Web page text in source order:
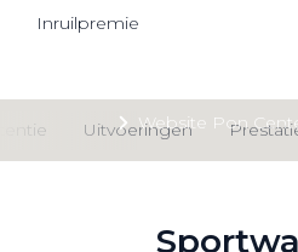
Website Pon
Inruilpremie
Uitvoeringen